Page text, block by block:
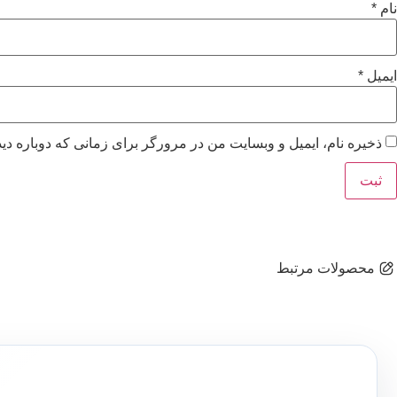
نام *
ایمیل *
ذخیره نام، ایمیل و وبسایت من در مرورگر برای زمانی که دوباره
محصولات مرتبط